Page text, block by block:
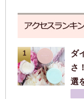
ダ
さ
選